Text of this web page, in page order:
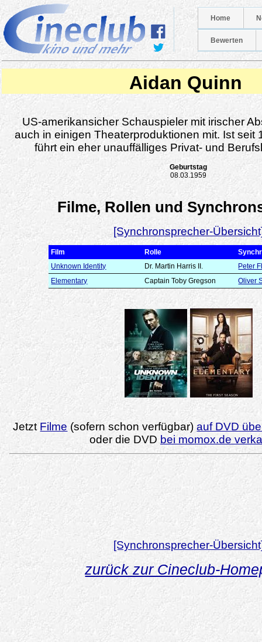
Home
Bewerten
Aidan Quinn
US-amerikansicher Schauspieler mit irischer
auch in einigen Theaterproduktionen mit. Ist seit
führt ein eher unauffälliges Privat- und
Geburtstag
08.03.1959
Filme, Rollen und
[Synchronsprecher-
Film Rolle
Unknown Identity
Dr. Martin Harris II.
Peter
Elementary
Captain Toby Gregson Oliver
Jetzt Filme (sofern schon verfügbar)auf DVD
oder die DVD bei momox.de
[Synchronsprecher-
zurück zur Cineclub-